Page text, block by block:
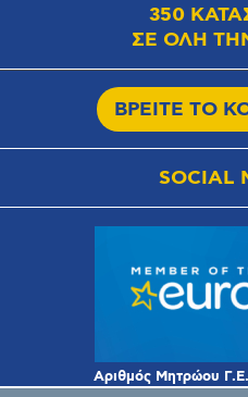
350
ΣΕ ΟΛΗ
ΒΡΕΙΤΕ ΤΟ
SOCIAL